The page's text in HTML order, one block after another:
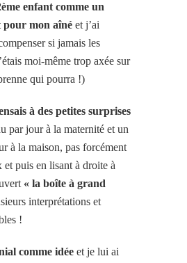
enfant comme un
pour mon aîné et j’ai
si jamais les
moi-même trop axée sur
qui pourra !)
à des petites surprises
par jour à la maternité et un
à la maison, pas forcément
et puis en lisant à droite à
« la boîte à grand
interprétations et
!
comme idée et je lui ai